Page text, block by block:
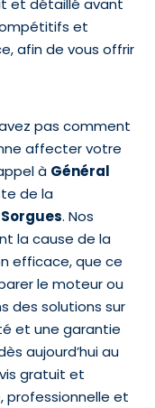
et
afin de vous offrir
pas comment
affecter votre
à Général
de la
. Nos
la cause de la
efficace, que ce
le moteur ou
des solutions sur
et une garantie
aujourd’hui au
gratuit et
professionnelle et